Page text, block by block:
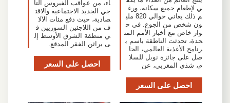
ي لإطعام جميع سكانه، ورغ
م ذلك يعاني حوالي 820 ملي
ون شخص من الجوع. في ح
وار خاص مع أخبار الأمم المت
حدة، تحدثت الناطقة باسم ب
رنامج الأغذية العالمي، الحا
صل على جائزة نوبل للسلا
م، شذى المغربي، عن
احصل على السعر
اء، من عواقب الفيروس التا
جي الجديد الاجتماعية والاقت
صادية، حيث دفع مئات الآلا
ف من اللاجئين السوريين ف
ي منطقة الشرق الأوسط إل
ى براثن الفقر المدقع.
احصل على السعر